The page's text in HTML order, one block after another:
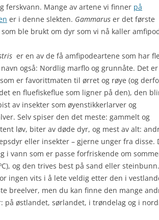
ferskvann. Mange av artene vi finner på
er i denne slekten. Gammarus er det første
ble brukt om dyr som vi nå kaller
er en av de få amfipodeartene som har
også: Nordlig marflo og grunnåte. Det er
er favorittmaten til ørret og røye (og
en fluefiskeflue som ligner på den), den
av insekter som øyenstikkerlarver og
Selv spiser den det meste: gammelt og
løv, biter av døde dyr, og mest av alt:
eller insekter – gjerne unger fra disse.
i vann som er passe forfriskende om
og den trives best på sand eller
ingen vits i å lete veldig etter den i
breelver, men du kan finne den mange
på østlandet, sørlandet, i trøndelag og i